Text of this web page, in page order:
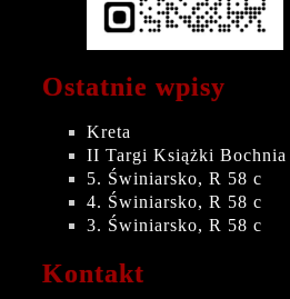
Ostatnie wpisy
Kreta
II Targi Książki Bochnia
5. Świniarsko, R 58 c
4. Świniarsko, R 58 c
3. Świniarsko, R 58 c
Kontakt